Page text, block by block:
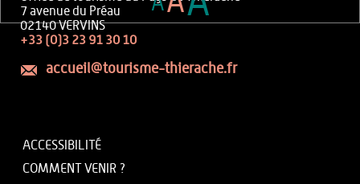
7 avenue du Préau
02140 VERVINS
+33 (0)3 23 91 30 10
accueil@tourisme-thierache.fr
ACCESSIBILITÉ
COMMENT VENIR ?